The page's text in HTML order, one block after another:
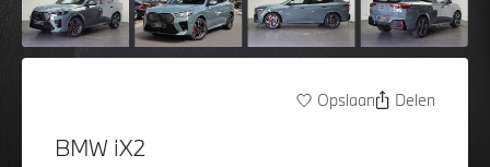
Opslaan Delen
BMW iX2